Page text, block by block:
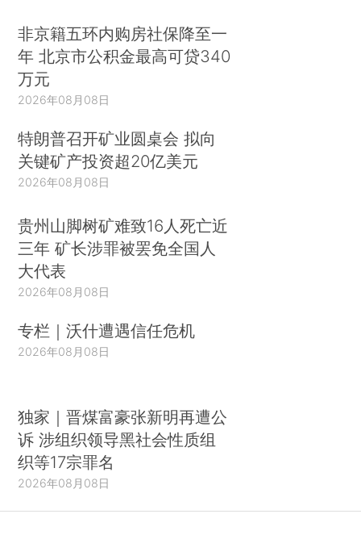
非京籍五环内购房社保降至一
年 北京市公积金最高可贷340
万元
2026年08月08日
特朗普召开矿业圆桌会 拟向
关键矿产投资超20亿美元
2026年08月08日
贵州山脚树矿难致16人死亡近
三年 矿长涉罪被罢免全国人
大代表
2026年08月08日
专栏｜沃什遭遇信任危机
2026年08月08日
独家｜晋煤富豪张新明再遭公
诉 涉组织领导黑社会性质组
织等17宗罪名
2026年08月08日